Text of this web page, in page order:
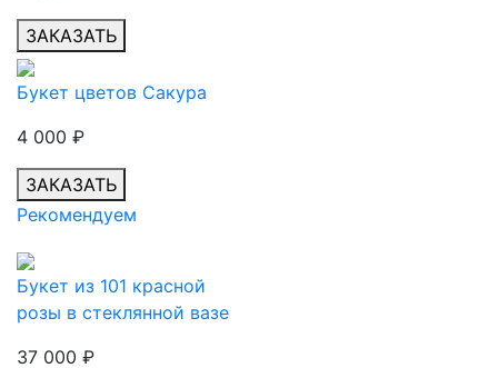
ЗАКАЗАТЬ
Букет цветов Сакура
4 000 ₽
ЗАКАЗАТЬ
Рекомендуем
Букет из 101 красной
розы в стеклянной вазе
37 000 ₽